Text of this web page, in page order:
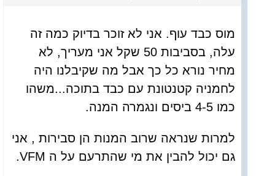
מוס כבד עוף. אני לא זוכר בדיוק כמה זה
עלה, בסביבות 50 שקל אני מעריך, לא
מחיר נורא כל כך אבל מה שקיבלנו היה
לחמניה קטנטונת עם כבד בתוכה...משהו
כמו 4-5 ביסים ונגמרה המנה.
למרות שנראה שרוב המנות הן סבירות , אני
גם יכול להבין את מי שהתרעם על ה VFM.